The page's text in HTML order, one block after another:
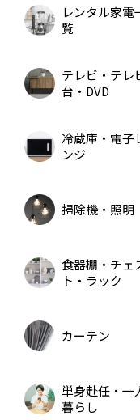
レンタル家電
覧
テレビ・テレ
台・DVD
冷蔵庫・電子
ンジ
掃除機・照明
食器棚・チェ
ト・ラック
カーテン
単身赴任・一
暮らし